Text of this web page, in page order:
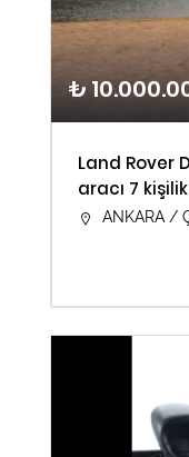
₺
Land Rover
aracı 7 kişilik
ANKARA /